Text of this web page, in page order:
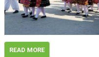
READ MORE